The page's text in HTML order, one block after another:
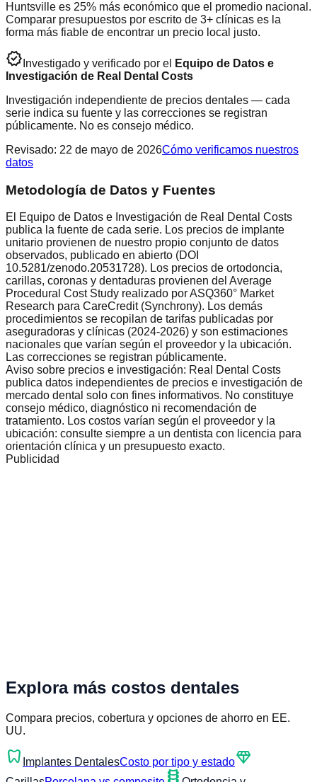
Huntsville es 25% más económico que el promedio nacional.
Comparar presupuestos por escrito de 3+ clínicas es la
forma más fiable de encontrar un precio local justo.
verified Investigado y verificado por el
Equipo de Datos e
Investigación de Real Dental Costs
Investigación independiente de precios dentales — cada
serie indica su fuente y las correcciones se registran
públicamente. No es consejo médico.
Revisado: 22 de mayo de 2026Cómo verificamos nuestros
datos
Metodología de Datos y Fuentes
El Equipo de Datos e Investigación de Real Dental Costs
publica la fuente de cada serie. Los precios de implante
unitario provienen de nuestro propio conjunto de datos
observados, publicado en abierto (DOI
10.5281/zenodo.20531728). Los precios de ortodoncia,
carillas, coronas y dentaduras provienen del Average
Procedural Cost Study realizado por ASQ360° Market
Research para CareCredit (Synchrony). Los demás
procedimientos se recopilan de tarifas publicadas por
aseguradoras y clínicas (2024-2026) y son estimaciones
nacionales que varían según el proveedor y la ubicación.
Las correcciones se registran públicamente.
Aviso sobre precios e investigación: Real Dental Costs
publica datos independientes de precios e investigación de
mercado dental solo con fines informativos. No constituye
consejo médico, diagnóstico ni recomendación de
tratamiento. Los costos varían según el proveedor y la
ubicación: consulte siempre a un dentista con licencia para
orientación clínica y un presupuesto exacto.
Publicidad
Explora más costos dentales
Compara precios, cobertura y opciones de ahorro en EE.
UU.
dentistry Implantes DentalesCosto por tipo y estadodiamond
orthopedics